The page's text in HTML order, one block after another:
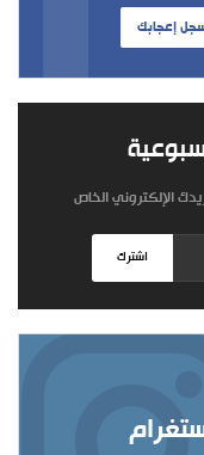
إعجابك
الإلكتروني الخاص
اشترك